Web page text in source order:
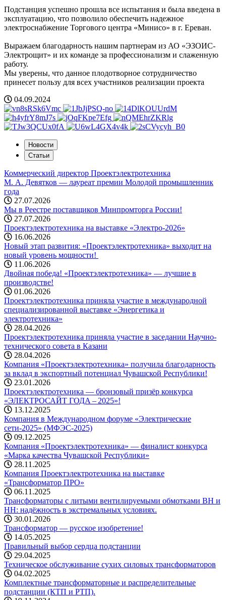
Подстанция успешно прошла все испытания и была введена в
эксплуатацию, что позволило обеспечить надежное
электроснабжение Торгового центра «Минисо» в г. Ереван.
Выражаем благодарность нашим партнерам из АО «ЭЗОИС-
Электрощит» и их команде за профессионализм и слаженную
работу.
Мы уверены, что данное плодотворное сотрудничество
принесет пользу для всех участников реализации проекта
04.09.2024
Новости
Статьи
Коммерческий директор Проектэлектротехника
М. А. Девятков — лауреат премии Молодой промышленник
года
27.07.2026
Мы в Реестре поставщиков Минпромторга России!
27.07.2026
Проектэлектротехника на выставке «Электро-2026»
16.06.2026
Новый этап развития: «Проектэлектротехника» выходит на
новый уровень мощности! ️
11.06.2026
Двойная победа! «Проектэлектротехника» — лучшие в
производстве!
01.06.2026
Проектэлектротехника приняла участие в международной
специализированной выставке «Энергетика и
электротехника»
28.04.2026
Проектэлектротехника приняла участие в заседании Научно-
технического совета в Казани
28.04.2026
Компания «Проектэлектротехника» получила благодарность
за вклад в экспортный потенциал Чувашской Республики!
23.01.2026
Проектэлектротехника — бронзовый призёр конкурса
«ЭЛЕКТРОСАЙТ ГОДА – 2025»!
13.12.2025
Компания в Международном форуме «Электрические
сети-2025» (МФЭС-2025)
09.12.2025
Компания «Проектэлектротехника» — финалист конкурса
«Марка качества Чувашской Республики»
28.11.2025
Компания Проектэлектротехника на выставке
«Трансформатор ПРО»
06.11.2025
Трансформаторы с литыми вентилируемыми обмотками ВН и
НН: надёжность в экстремальных условиях.
30.01.2026
Трансформатор — русское изобретение!
14.05.2025
Правильный выбор сердца подстанции
29.04.2025
Техническое обслуживание сухих силовых трансформаторов
04.02.2025
Комплектные трансформаторные и распределительные
подстанции (КТП и РТП).